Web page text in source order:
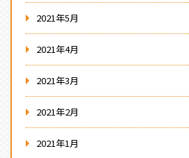
2021年5月
2021年4月
2021年3月
2021年2月
2021年1月